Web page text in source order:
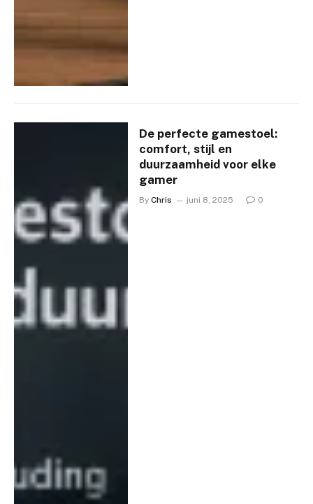
De perfecte gamestoel:
comfort, stijl en
duurzaamheid voor elke
gamer
By Chris juni 8, 2025 0